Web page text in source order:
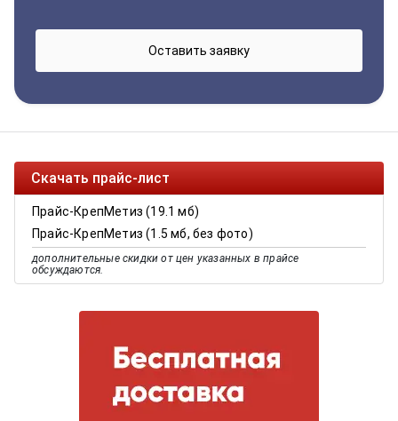
Скачать прайс-лист
Прайс-КрепМетиз (19.1 мб)
Прайс-КрепМетиз (1.5 мб, без фото)
дополнительные скидки от цен указанных в прайсе
обсуждаются.